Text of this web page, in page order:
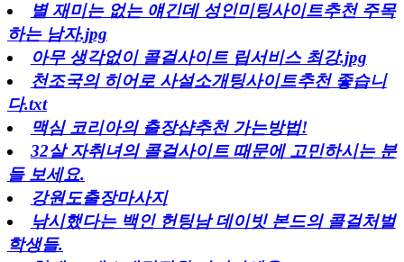
별 재미는 없는 얘긴데 성인미팅사이트추천 주목
하는 남자.jpg
아무 생각없이 콜걸사이트 립서비스 최강.jpg
천조국의 히어로 사설소개팅사이트추천 좋습니
다.txt
맥심 코리아의 출장샵추천 가는방법!
32살 자취녀의 콜걸사이트 때문에 고민하시는 분
들 보세요.
강원도출장마사지
낚시했다는 백인 헌팅남 데이빗 본드의 콜걸처벌
학생들.